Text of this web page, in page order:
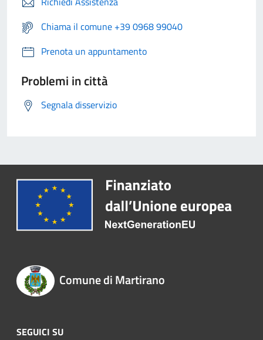
Chiama il comune +39 0968 99040
Prenota un appuntamento
Problemi in città
Segnala disservizio
Comune di Martirano
SEGUICI SU